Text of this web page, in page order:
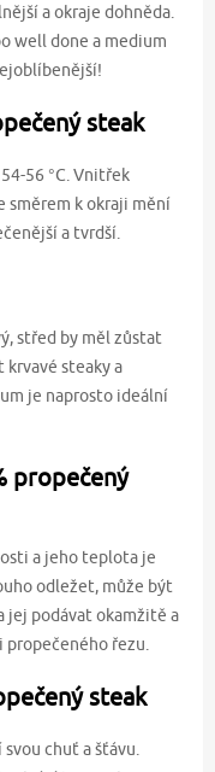
a okraje dohněda.
well done a medium
steak
56 °C. Vnitřek
směrem k okraji mění
a tvrdší.
střed by měl zůstat
krvavé steaky a
je naprosto ideální
propečený
a jeho teplota je
odležet, může být
jej podávat okamžitě a
řezu.
steak
chuť a šťávu.